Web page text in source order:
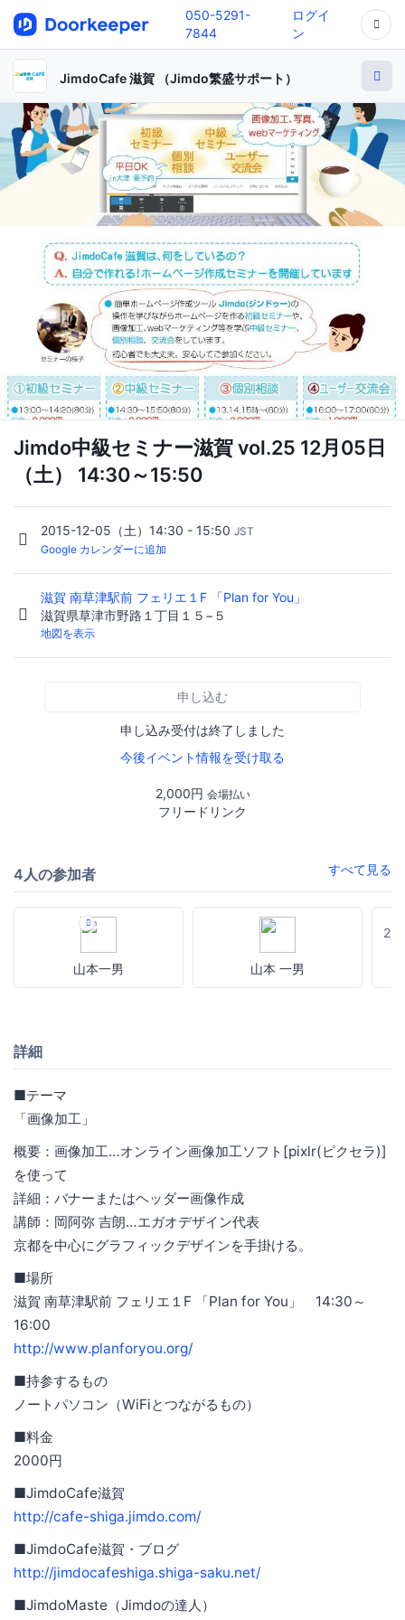
050-5291-
7844
ログイ
ン
JimdoCafe 滋賀 （Jimdo繁盛サポート）
Jimdo中級セミナー滋賀 vol.25 12月05日
（土） 14:30～15:50
2015-12-05（土）14:30 - 15:50 JST
Google カレンダーに追加
滋賀 南草津駅前 フェリエ１F 「Plan for You」
滋賀県草津市野路１丁目１５−５
地図を表示
申し込む
申し込み受付は終了しました
今後イベント情報を受け取る
2,000円 会場払い
フリードリンク
4人の参加者 すべて見る
山本一男 山本 一男
2
詳細
■テーマ
「画像加工」
概要：画像加工…オンライン画像加工ソフト[pixlr(ピクセラ)]
を使って
詳細：バナーまたはヘッダー画像作成
講師：岡阿弥 吉朗…エガオデザイン代表
京都を中心にグラフィックデザインを手掛ける。
■場所
滋賀 南草津駅前 フェリエ１F 「Plan for You」 14:30～
16:00
http://www.planforyou.org/
■持参するもの
ノートパソコン（WiFiとつながるもの）
■料金
2000円
■JimdoCafe滋賀
http://cafe-shiga.jimdo.com/
■JimdoCafe滋賀・ブログ
http://jimdocafeshiga.shiga-saku.net/
■JimdoMaste（Jimdoの達人）